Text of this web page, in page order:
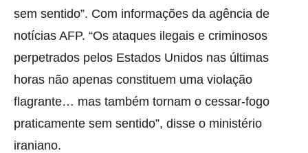
sem sentido”. Com informações da agência de
notícias AFP. “Os ataques ilegais e criminosos
perpetrados pelos Estados Unidos nas últimas
horas não apenas constituem uma violação
flagrante… mas também tornam o cessar-fogo
praticamente sem sentido”, disse o ministério
iraniano.